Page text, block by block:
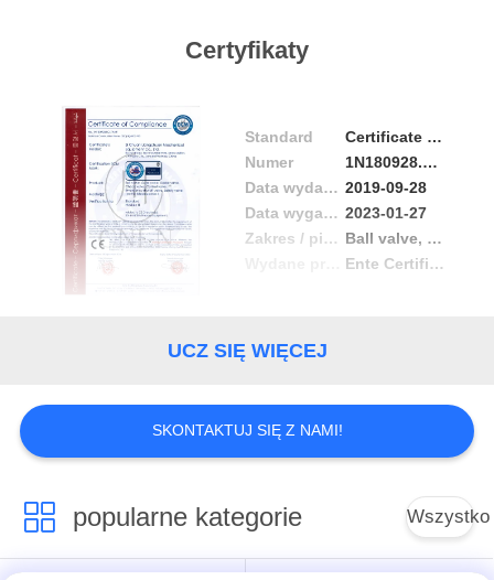
Certyfikaty
Standard
Certificate of Compliance
Numer
1N180928.scltw49
Data wydania 2019-09-28
Data wygaśnięcia 2023-01-27
Zakres / piecyk
Ball valve, Gate valve,Globe valve,Check valve, Control valve,Emergency shuyoff valve,safety valve
Ente Certificazione Macchine Srl
UCZ SIĘ WIĘCEJ
SKONTAKTUJ SIĘ Z NAMI!
popularne kategorie Wszystko